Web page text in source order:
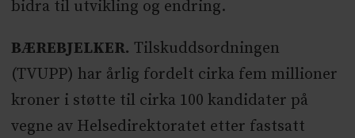
bidra til utvikling og endring.
BÆREBJELKER. Tilskuddsordningen
(TVUPP) har årlig fordelt cirka fem millioner
kroner i støtte til cirka 100 kandidater på
vegne av Helsedirektoratet etter fastsatt